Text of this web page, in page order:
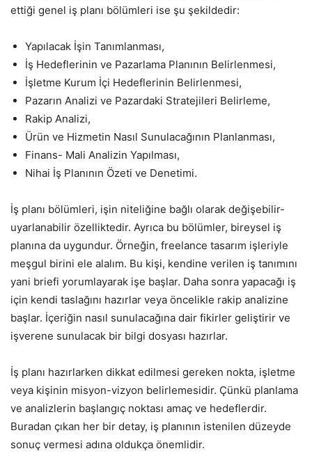
ettiği genel iş planı bölümleri ise şu şekildedir:
Yapılacak İşin Tanımlanması,
İş Hedeflerinin ve Pazarlama Planının Belirlenmesi,
İşletme Kurum İçi Hedeflerinin Belirlenmesi,
Pazarın Analizi ve Pazardaki Stratejileri Belirleme,
Rakip Analizi,
Ürün ve Hizmetin Nasıl Sunulacağının Planlanması,
Finans- Mali Analizin Yapılması,
Nihai İş Planının Özeti ve Denetimi.
İş planı bölümleri, işin niteliğine bağlı olarak değişebilir-
uyarlanabilir özelliktedir. Ayrıca bu bölümler, bireysel iş
planına da uygundur. Örneğin, freelance tasarım işleriyle
meşgul birini ele alalım. Bu kişi, kendine verilen iş tanımını
yani briefi yorumlayarak işe başlar. Daha sonra yapacağı iş
için kendi taslağını hazırlar veya öncelikle rakip analizine
başlar. İçeriğin nasıl sunulacağına dair fikirler geliştirir ve
işverene sunulacak bir bilgi dosyası hazırlar.
İş planı hazırlarken dikkat edilmesi gereken nokta, işletme
veya kişinin misyon-vizyon belirlemesidir. Çünkü planlama
ve analizlerin başlangıç noktası amaç ve hedeflerdir.
Buradan çıkan her bir detay, iş planının istenilen düzeyde
sonuç vermesi adına oldukça önemlidir.